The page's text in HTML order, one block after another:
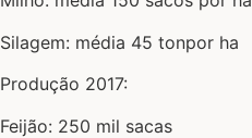
Silagem: média 45 tonpor ha
Produção 2017:
Feijão: 250 mil sacas